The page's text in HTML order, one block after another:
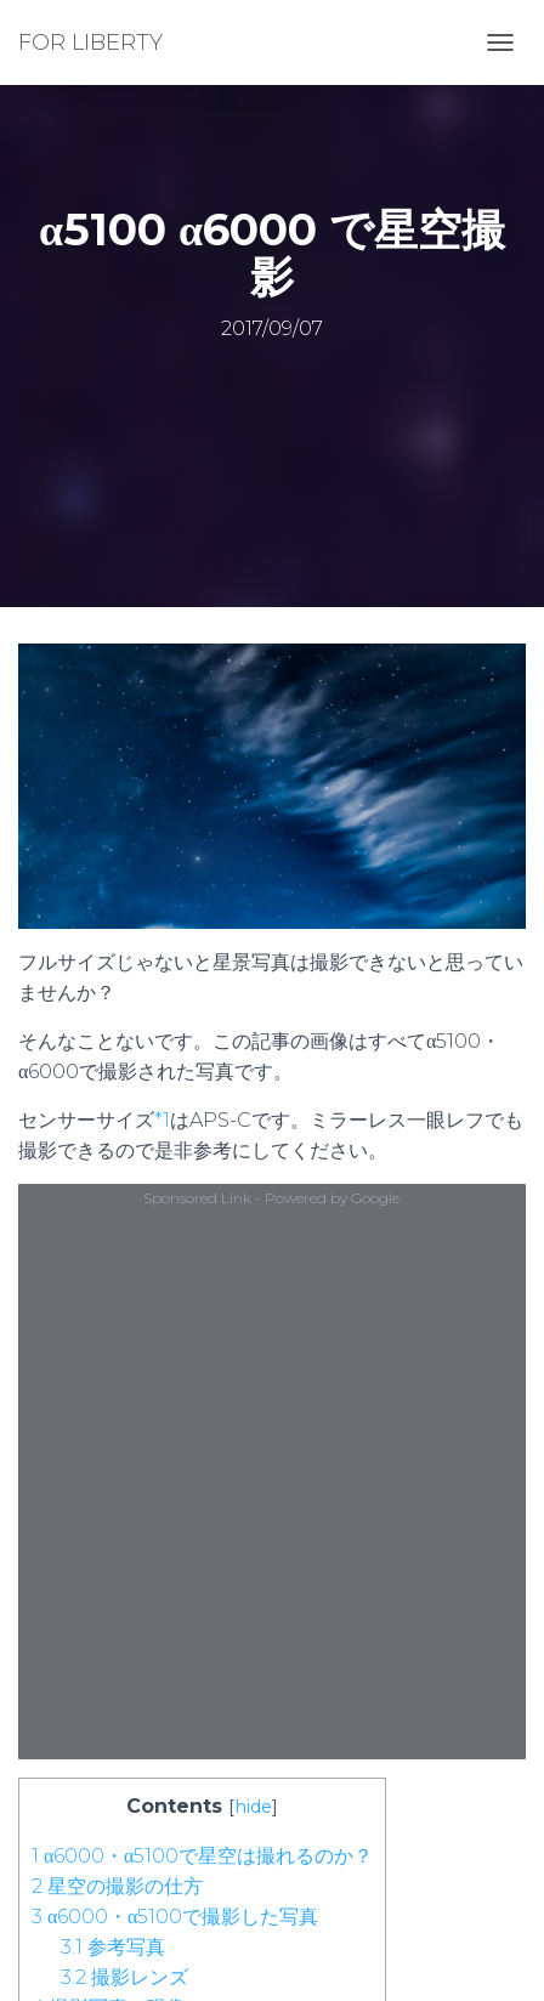
FOR LIBERTY
ビ
を
切
α5100 α6000 で星空撮
影
2017/09/07
フルサイズじゃないと星景写真は撮影できないと思ってい
ませんか？
そんなことないです。この記事の画像はすべてα5100・
α6000で撮影された写真です。
センサーサイズ*1はAPS-Cです。ミラーレス一眼レフでも
撮影できるので是非参考にしてください。
Sponsored Link - Powered by Google.
Contents [hide]
1 α6000・α5100で星空は撮れるのか？
2 星空の撮影の仕方
3 α6000・α5100で撮影した写真
3.1 参考写真
3.2 撮影レンズ